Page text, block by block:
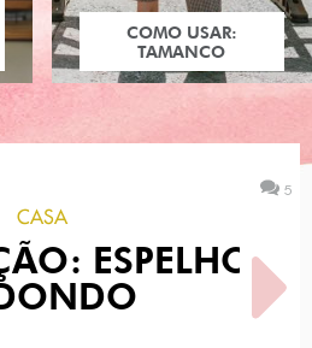
COMO USAR:
TAMANCO
5
CASA
ESPELHO